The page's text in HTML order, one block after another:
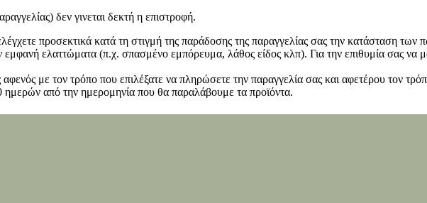
δεν γινεται δεκτή η επιστροφή.
προσεκτικά κατά τη στιγμή της παράδοσης της παραγγελίας σας την κατάσταση των
ελαττώματα (π.χ. σπασμένο εμπόρευμα, λάθος είδος κλπ). Για την επιθυμία σας να
με τον τρόπο που επιλέξατε να πληρώσετε την παραγγελία σας και αφετέρου τον
από την ημερομηνία που θα παραλάβουμε τα προϊόντα.